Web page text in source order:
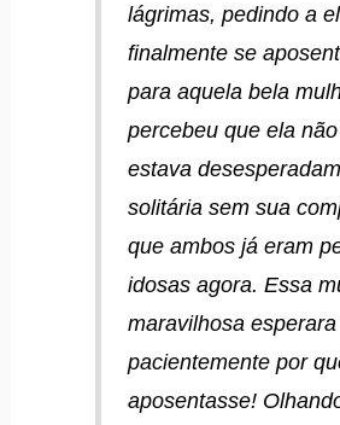
lágrimas, pedindo a
finalmente se
para aquela bela
percebeu que ela
estava
solitária sem sua
que ambos já eram
idosas agora. Essa
maravilhosa
pacientemente por
aposentasse!